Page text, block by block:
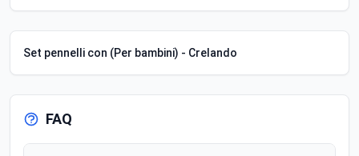
Set pennelli con (Per bambini) - Crelando
FAQ